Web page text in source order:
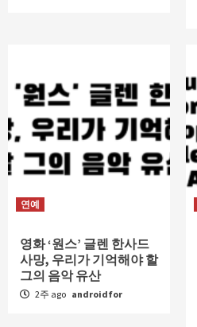
연예
영화 ‘원스’ 글렌 한사드
사망, 우리가 기억해야 할
그의 음악 유산
2주 ago androidfor